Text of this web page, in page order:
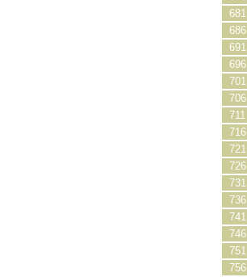
681
686
691
696
701
706
711
716
721
726
731
736
741
746
751
756